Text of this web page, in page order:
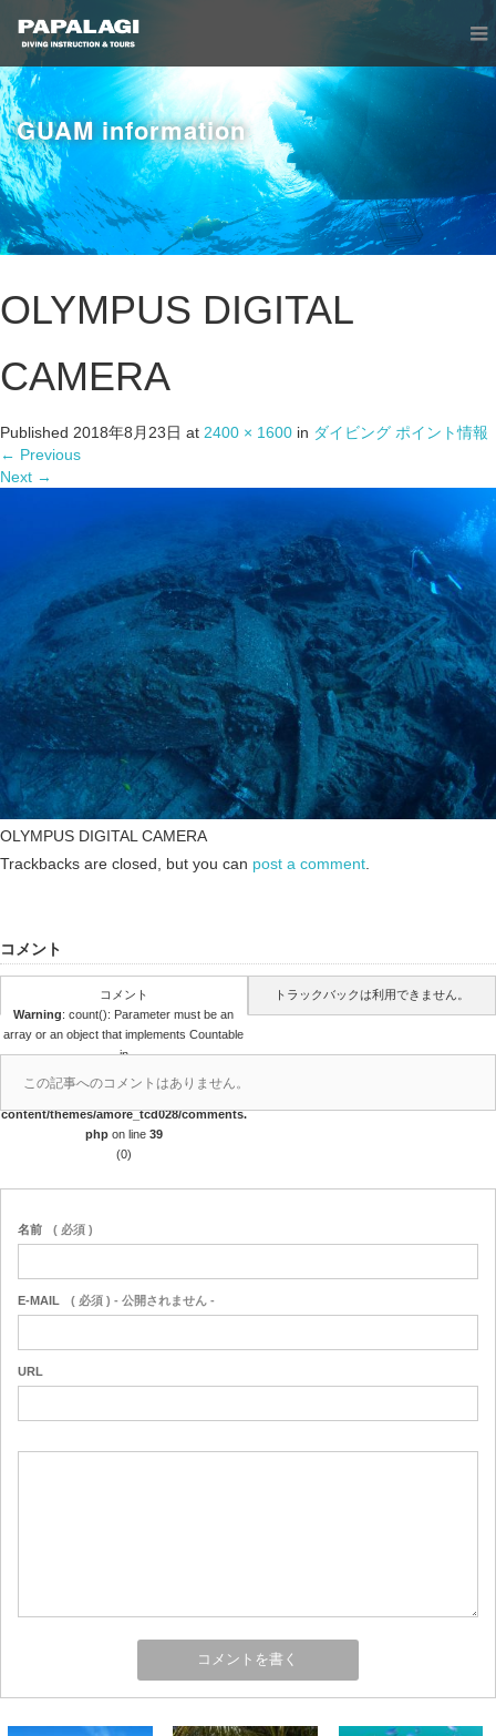
GUAM information
OLYMPUS DIGITAL
CAMERA
Published 2018年8月23日 at 2400 × 1600 in ダイビング ポイント情報
← Previous
Next →
OLYMPUS DIGITAL CAMERA
Trackbacks are closed, but you can post a comment
コメント
コメント
Warning: count(): Parameter must be an
array or an object that implements Countable
in
/home/papalagi/papalagiguam.com/public
_html/wp/wp-
content/themes/amore_tcd028/comments.
php on line 39
(0)
トラックバックは利用できません。
この記事へのコメントはありません。
名前 ( 必須 )
E-MAIL ( 必須 ) - 公開されません -
URL